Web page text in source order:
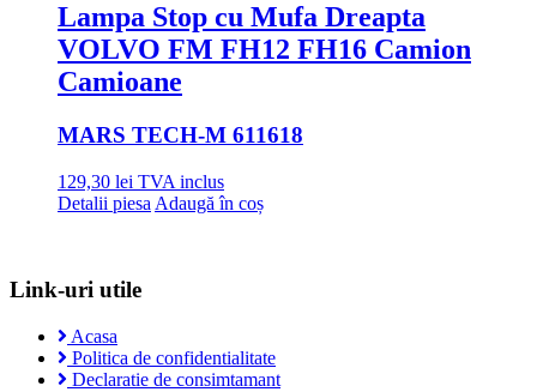
Lampa Stop cu Mufa Dreapta
VOLVO FM FH12 FH16 Camion
Camioane
MARS TECH-M 611618
129,30 lei TVA inclus
Detalii piesa Adaugă în coș
Link-uri utile
Acasa
Politica de confidentialitate
Declaratie de consimtamant